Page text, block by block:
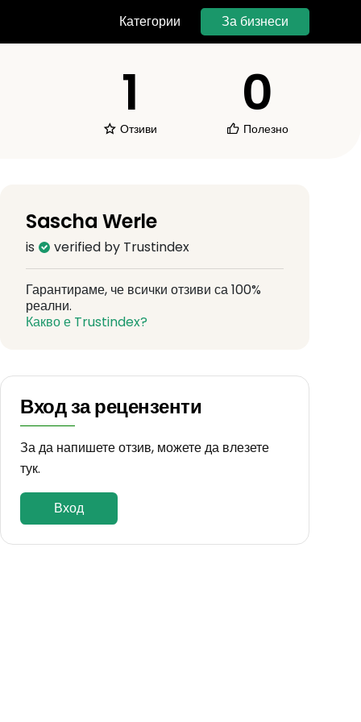
Категории За бизнеси
1
Отзиви
0
Полезно
Sascha Werle
is verified by Trustindex
Гарантираме, че всички отзиви са 100%
реални.
Какво е Trustindex?
Вход за рецензенти
За да напишете отзив, можете да влезете
тук.
Вход